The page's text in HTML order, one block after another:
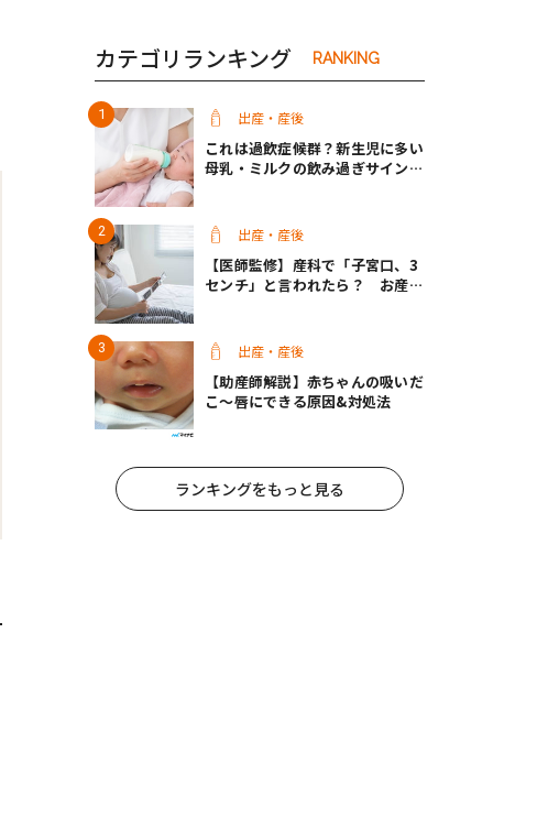
カテゴリランキング RANKING
出産・産後
これは過飲症候群？新生児に多い
母乳・ミルクの飲み過ぎサインと
出産・産後
【医師監修】産科で「子宮口、3
センチ」と言われたら？ お産は
出産・産後
【助産師解説】赤ちゃんの吸いだ
こ〜唇にできる原因&対処法
ランキングをもっと見る